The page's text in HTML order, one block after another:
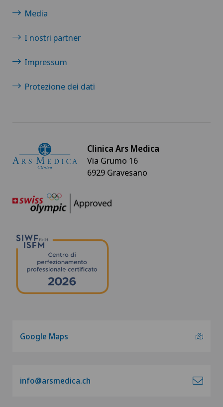
Media
I nostri partner
Impressum
Protezione dei dati
Clinica Ars Medica
Via Grumo 16
6929 Gravesano
Google Maps
info@arsmedica.ch